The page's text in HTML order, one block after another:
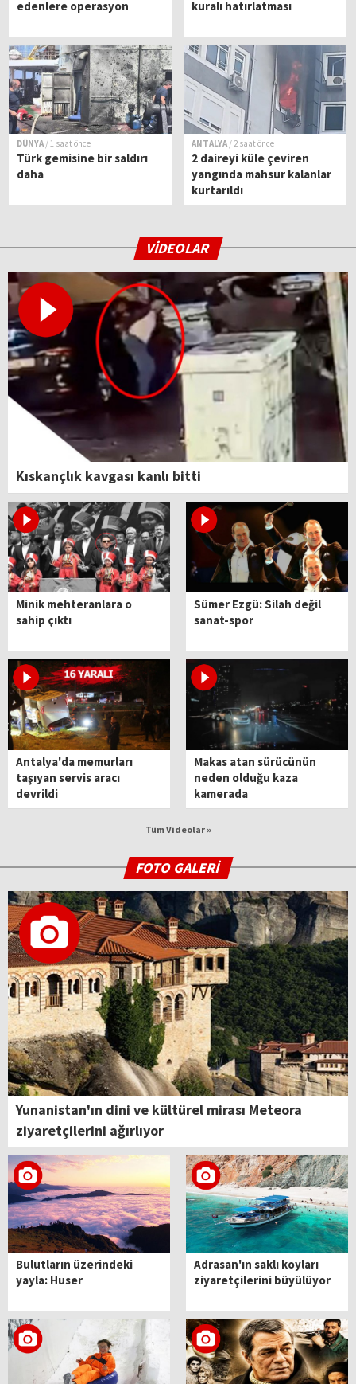
edenlere operasyon kuralı hatırlatması
DÜNYA / 1 saat önce
Türk gemisine bir saldırı
daha
ANTALYA / 2 saat önce
2 daireyi küle çeviren
yangında mahsur kalanlar
kurtarıldı
VİDEOLAR
Kıskançlık kavgası kanlı bitti
Minik mehteranlara o
sahip çıktı
Sümer Ezgü: Silah değil
sanat-spor
Antalya'da memurları
taşıyan servis aracı
devrildi
Makas atan sürücünün
neden olduğu kaza
kamerada
Tüm Videolar »
FOTO GALERİ
Yunanistan'ın dini ve kültürel mirası Meteora
ziyaretçilerini ağırlıyor
Bulutların üzerindeki
yayla: Huser
Adrasan'ın saklı koyları
ziyaretçilerini büyülüyor